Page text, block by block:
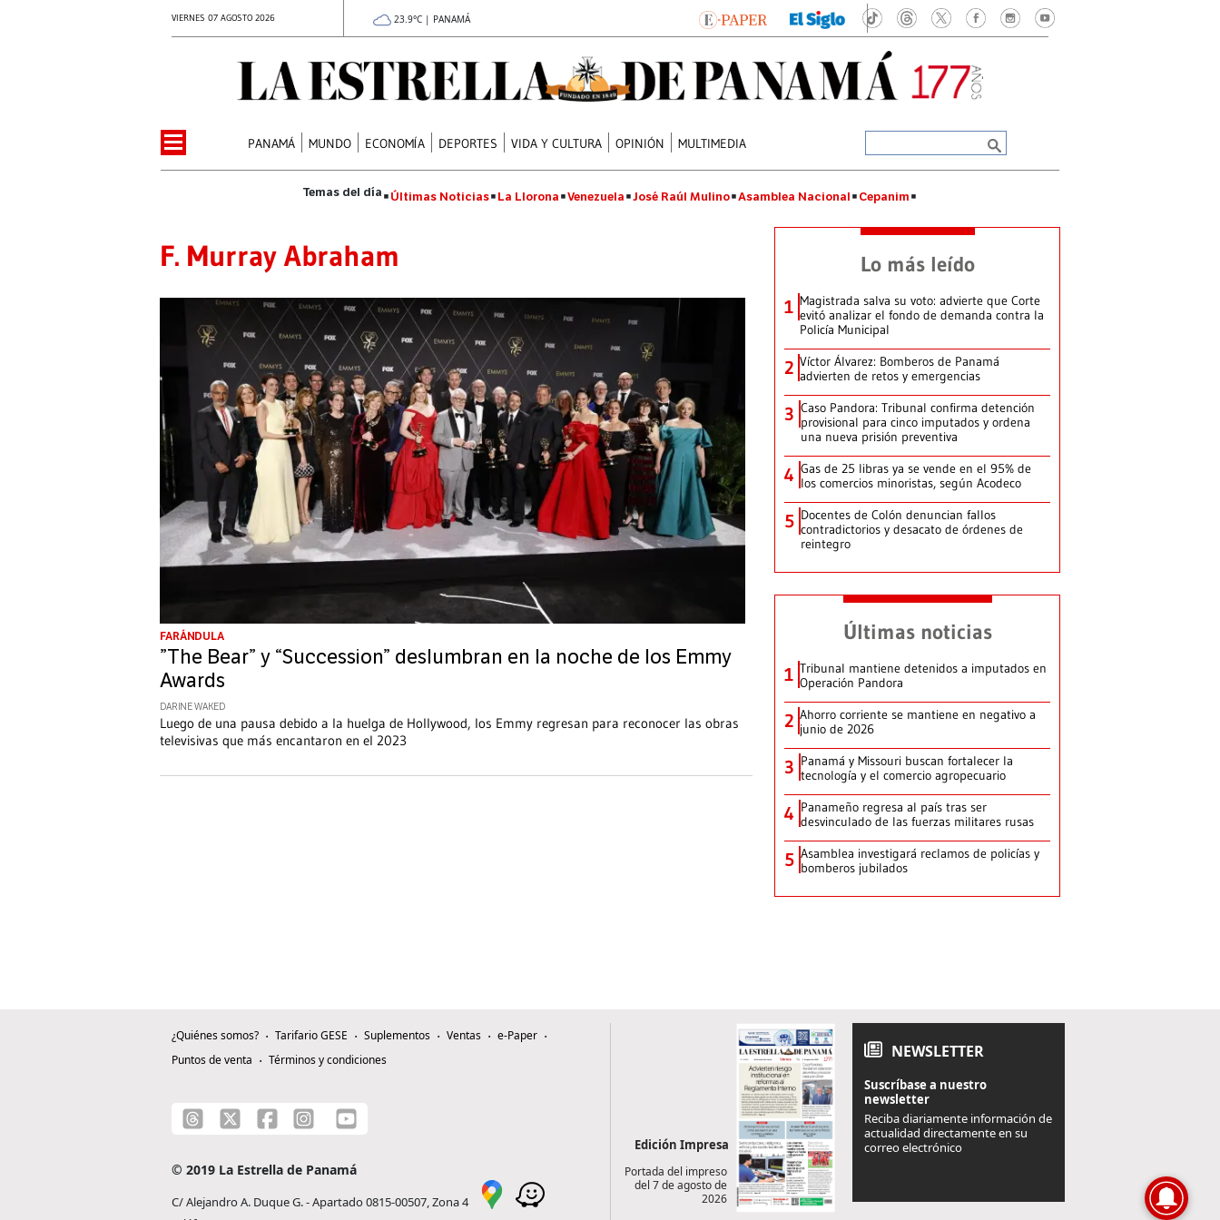
VIERNES 07 AGOSTO 2026 23.9°C | PANAMÁ
PANAMÁ MUNDO ECONOMÍA DEPORTES VIDA Y CULTURA OPINIÓN MULTIMEDIA
Últimas Noticias La Llorona Venezuela José Raúl Mulino Asamblea Nacional Cepanim
F. Murray Abraham
FARÁNDULA
”The Bear” y “Succession” deslumbran en la noche de los Emmy
Awards
DARINE WAKED
Luego de una pausa debido a la huelga de Hollywood, los Emmy regresan para reconocer las obras
televisivas que más encantaron en el 2023
Lo más leído
1 Magistrada salva su voto: advierte que Corte
evitó analizar el fondo de demanda contra la
Policía Municipal
2 Víctor Álvarez: Bomberos de Panamá
advierten de retos y emergencias
3 Caso Pandora: Tribunal confirma detención
provisional para cinco imputados y ordena
una nueva prisión preventiva
4 Gas de 25 libras ya se vende en el 95% de
los comercios minoristas, según Acodeco
5 Docentes de Colón denuncian fallos
contradictorios y desacato de órdenes de
reintegro
Últimas noticias
1 Tribunal mantiene detenidos a imputados en
Operación Pandora
2 Ahorro corriente se mantiene en negativo a
junio de 2026
3 Panamá y Missouri buscan fortalecer la
tecnología y el comercio agropecuario
4 Panameño regresa al país tras ser
desvinculado de las fuerzas militares rusas
5 Asamblea investigará reclamos de policías y
bomberos jubilados
¿Quiénes somos? Tarifario GESE Suplementos Ventas
e-Paper
Puntos de venta
Términos y condiciones
© 2019 La Estrella de Panamá
C/ Alejandro A. Duque G. - Apartado 0815-00507, Zona 4
Edición Impresa
Portada del impreso
del 7 de agosto de
2026
NEWSLETTER
Suscríbase a nuestro
newsletter
Reciba diariamente información de
actualidad directamente en su
correo electrónico